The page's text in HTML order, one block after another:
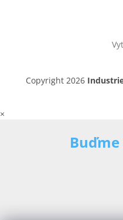
Copyright 2026
×